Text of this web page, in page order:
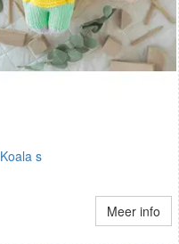
Koala s
Meer info